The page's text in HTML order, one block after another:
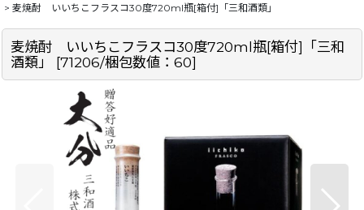
> 麦焼酎 いいちこフラスコ30度720ml瓶[箱付]「三和酒類」
麦焼酎 いいちこフラスコ30度720ml瓶[箱付]「三和
酒類」
[71206/梱包数値：60]